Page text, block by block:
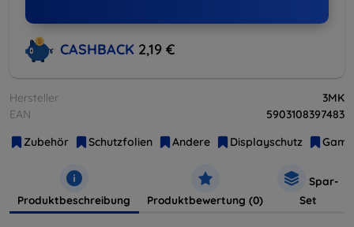
CASHBACK 2,19 €
Hersteller
3MK
EAN
5903108397483
Zubehör
Schutzfolien Andere Displayschutz
Produktbeschreibung Produktbewertung (0)
Spar-
Set